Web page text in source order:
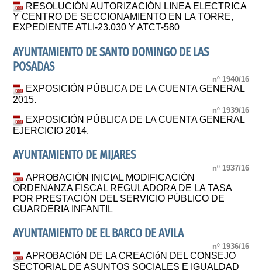
RESOLUCIÓN AUTORIZACIÓN LINEA ELECTRICA
Y CENTRO DE SECCIONAMIENTO EN LA TORRE,
EXPEDIENTE ATLI-23.030 Y ATCT-580
AYUNTAMIENTO DE SANTO DOMINGO DE LAS
POSADAS
nº 1940/16
EXPOSICIÓN PÚBLICA DE LA CUENTA GENERAL
2015.
nº 1939/16
EXPOSICIÓN PÚBLICA DE LA CUENTA GENERAL
EJERCICIO 2014.
AYUNTAMIENTO DE MIJARES
nº 1937/16
APROBACIÓN INICIAL MODIFICACIÓN
ORDENANZA FISCAL REGULADORA DE LA TASA
POR PRESTACIÓN DEL SERVICIO PÚBLICO DE
GUARDERIA INFANTIL
AYUNTAMIENTO DE EL BARCO DE AVILA
nº 1936/16
APROBACIóN DE LA CREACIóN DEL CONSEJO
SECTORIAL DE ASUNTOS SOCIALES E IGUALDAD